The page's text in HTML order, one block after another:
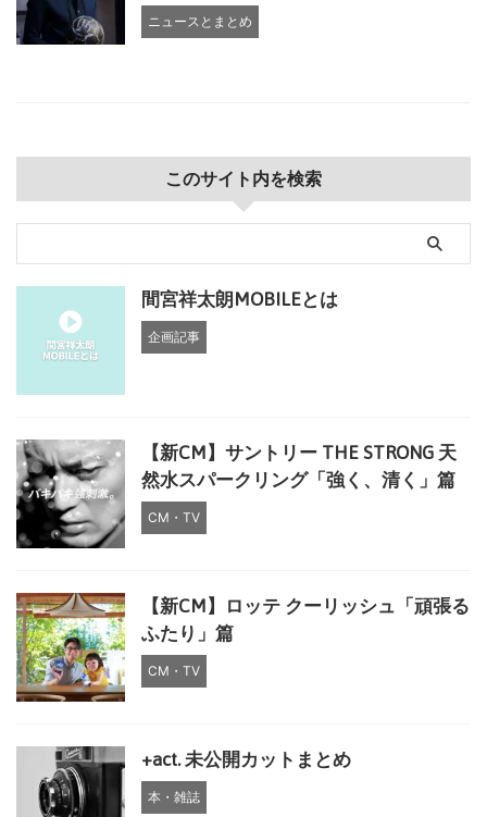
ニュースとまとめ
このサイト内を検索
間宮祥太朗MOBILEとは
企画記事
【新CM】サントリー THE STRONG 天
然水スパークリング「強く、清く」篇
CM・TV
【新CM】ロッテ クーリッシュ「頑張る
ふたり」篇
CM・TV
+act. 未公開カットまとめ
本・雑誌